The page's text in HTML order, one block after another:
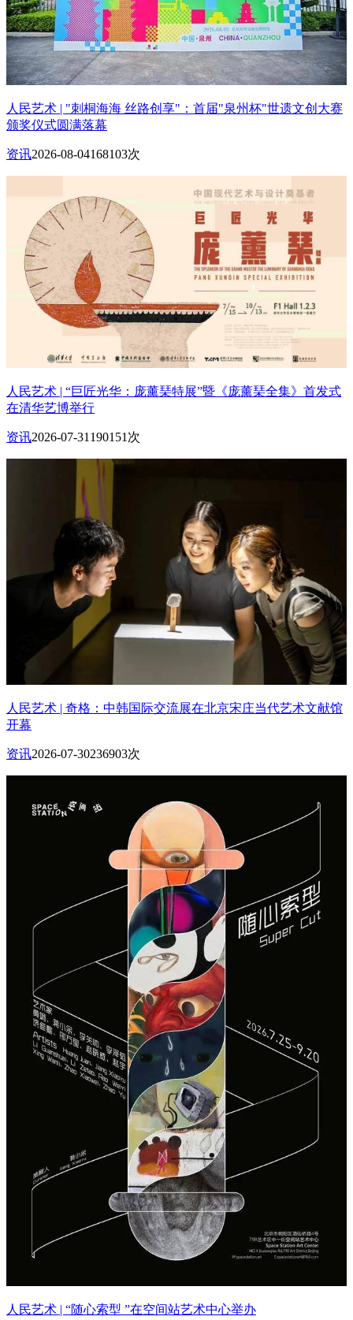
人民艺术 | "刺桐海海 丝路创享"：首届"泉州杯"世遗文创大赛
颁奖仪式圆满落幕
资讯2026-08-04168103次
人民艺术 | “巨匠光华：庞薰琹特展”暨《庞薰琹全集》首发式
在清华艺博举行
资讯2026-07-31 190151次
人民艺术 | 奇格：中韩国际交流展在北京宋庄当代艺术文献馆
开幕
资讯2026-07-30236903次
人民艺术 | “随心索型 ”在空间站艺术中心举办